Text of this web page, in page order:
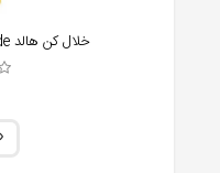
خلال کن هالد hallde مدل RG400 دستی